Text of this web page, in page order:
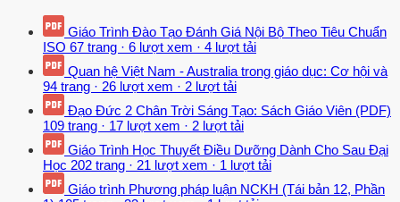
Giáo Trình Đào Tạo Đánh Giá Nội Bộ Theo Tiêu Chuẩn
ISO 67 trang · 6 lượt xem · 4 lượt tải
Quan hệ Việt Nam - Australia trong giáo dục: Cơ hội và
94 trang · 26 lượt xem · 2 lượt tải
Đạo Đức 2 Chân Trời Sáng Tạo: Sách Giáo Viên (PDF)
109 trang · 17 lượt xem · 2 lượt tải
Giáo Trình Học Thuyết Điều Dưỡng Dành Cho Sau Đại
Học 202 trang · 21 lượt xem · 1 lượt tải
Giáo trình Phương pháp luận NCKH (Tái bản 12, Phần